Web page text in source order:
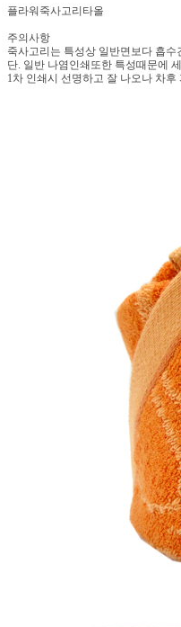
플라워죽사고리타올
주의사항
죽사고리는 특성상 일반면보다 흡
단. 일반 나염인쇄또한 특성때문에
1차 인쇄시 선명하고 잘 나오나 차